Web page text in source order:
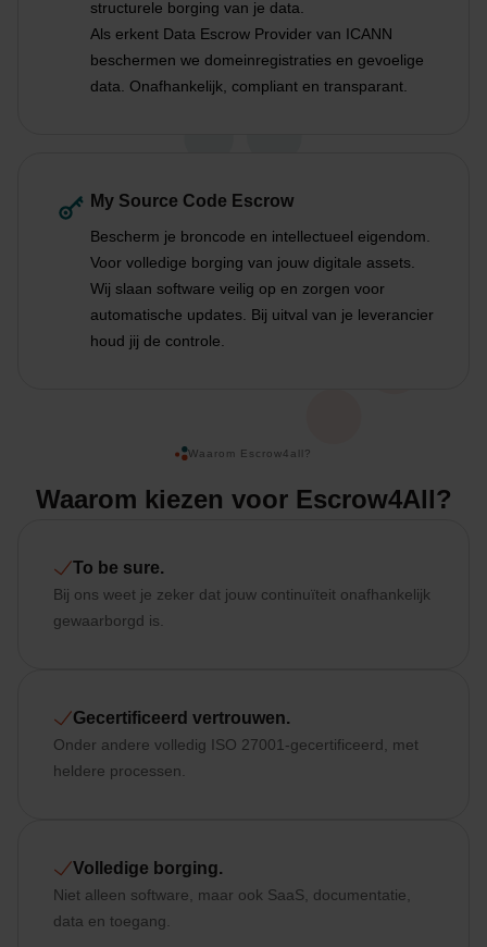
structurele borging van je data.
Als erkent Data Escrow Provider van ICANN
beschermen we domeinregistraties en gevoelige
data. Onafhankelijk, compliant en transparant.
My Source Code Escrow
Bescherm je broncode en intellectueel eigendom.
Voor volledige borging van jouw digitale assets.
Wij slaan software veilig op en zorgen voor
automatische updates. Bij uitval van je leverancier
houd jij de controle.
Waarom Escrow4all?
Waarom kiezen voor Escrow4All?
To be sure.
Bij ons weet je zeker dat jouw continuïteit onafhankelijk
gewaarborgd is.
Gecertificeerd vertrouwen.
Onder andere volledig ISO 27001-gecertificeerd, met
heldere processen.
Volledige borging.
Niet alleen software, maar ook SaaS, documentatie,
data en toegang.